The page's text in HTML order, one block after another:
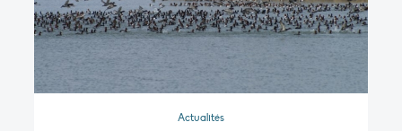
Actualités